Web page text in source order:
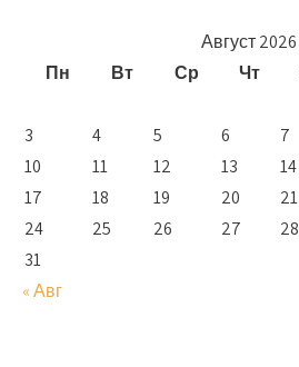
Август 2026
Пн
Вт Ср Чт
3
4 5 6 7
10
11 12 13 14
17
18 19 20 21
24
25 26 27 28
31
« Авг